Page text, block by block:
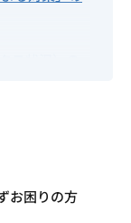
ス状況）の
リー手順
お困りの方